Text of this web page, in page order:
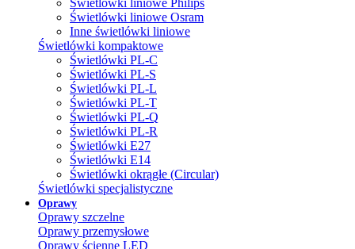
Świetlówki liniowe Osram
Inne świetlówki liniowe
Świetlówki kompaktowe
Świetlówki PL-C
Świetlówki PL-S
Świetlówki PL-L
Świetlówki PL-T
Świetlówki PL-Q
Świetlówki PL-R
Świetlówki E27
Świetlówki E14
Świetlówki okrągłe (Circular)
Świetlówki specjalistyczne
Oprawy
Oprawy szczelne
Oprawy przemysłowe
Oprawy ścienne LED